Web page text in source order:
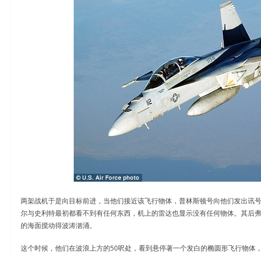
两架战机于是向目标前进，当他们接近该飞行物体，普林斯顿号向他们发出讯
尔与史利特最初都看不到有任何东西，机上的雷达也显示没有任何物体。其后
的海面搅动得波涛汹涌。
这个时候，他们在波浪上方的50呎处，看到悬停著一个发白的椭圆形飞行物